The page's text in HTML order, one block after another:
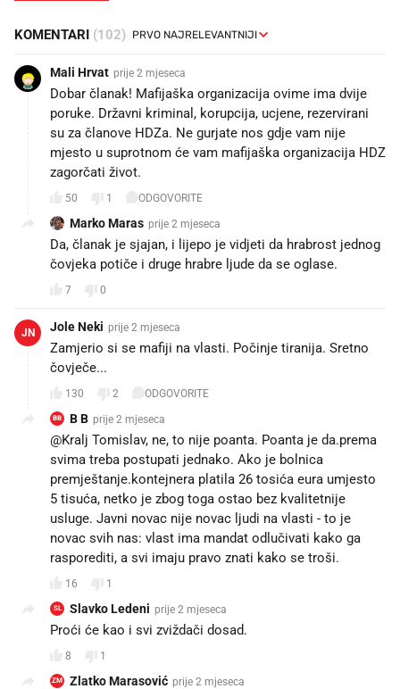
KOMENTARI (102)
Mali Hrvat prije 2 mjeseca
Dobar članak! Mafijaška organizacija ovime ima dvije
poruke. Državni kriminal, korupcija, ucjene, rezervirani
su za članove HDZa. Ne gurjate nos gdje vam nije
mjesto u suprotnom će vam mafijaška organizacija HDZ
zagorčati život.
50 1 ODGOVORITE
Marko Maras prije 2 mjeseca
Da, članak je sjajan, i lijepo je vidjeti da hrabrost jednog
čovjeka potiče i druge hrabre ljude da se oglase.
7 0
JN Jole Neki prije 2 mjeseca
Zamjerio si se mafiji na vlasti. Počinje tiranija. Sretno
čovječe...
130 2 ODGOVORITE
BB B B prije 2 mjeseca
@Kralj Tomislav, ne, to nije poanta. Poanta je da.prema
svima treba postupati jednako. Ako je bolnica
premještanje.kontejnera platila 26 tosića eura umjesto
5 tisuća, netko je zbog toga ostao bez kvalitetnije
usluge. Javni novac nije novac ljudi na vlasti - to je
novac svih nas: vlast ima mandat odlučivati kako ga
rasporediti, a svi imaju pravo znati kako se troši.
16 1
SL Slavko Ledeni prije 2 mjeseca
Proći će kao i svi zviždači dosad.
8 1
ZM Zlatko Marasović prije 2 mjeseca